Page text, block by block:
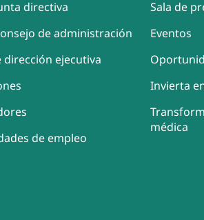
directiva
de administración
dirección ejecutiva
de empleo
Sala de
Eventos
Invierta
médica